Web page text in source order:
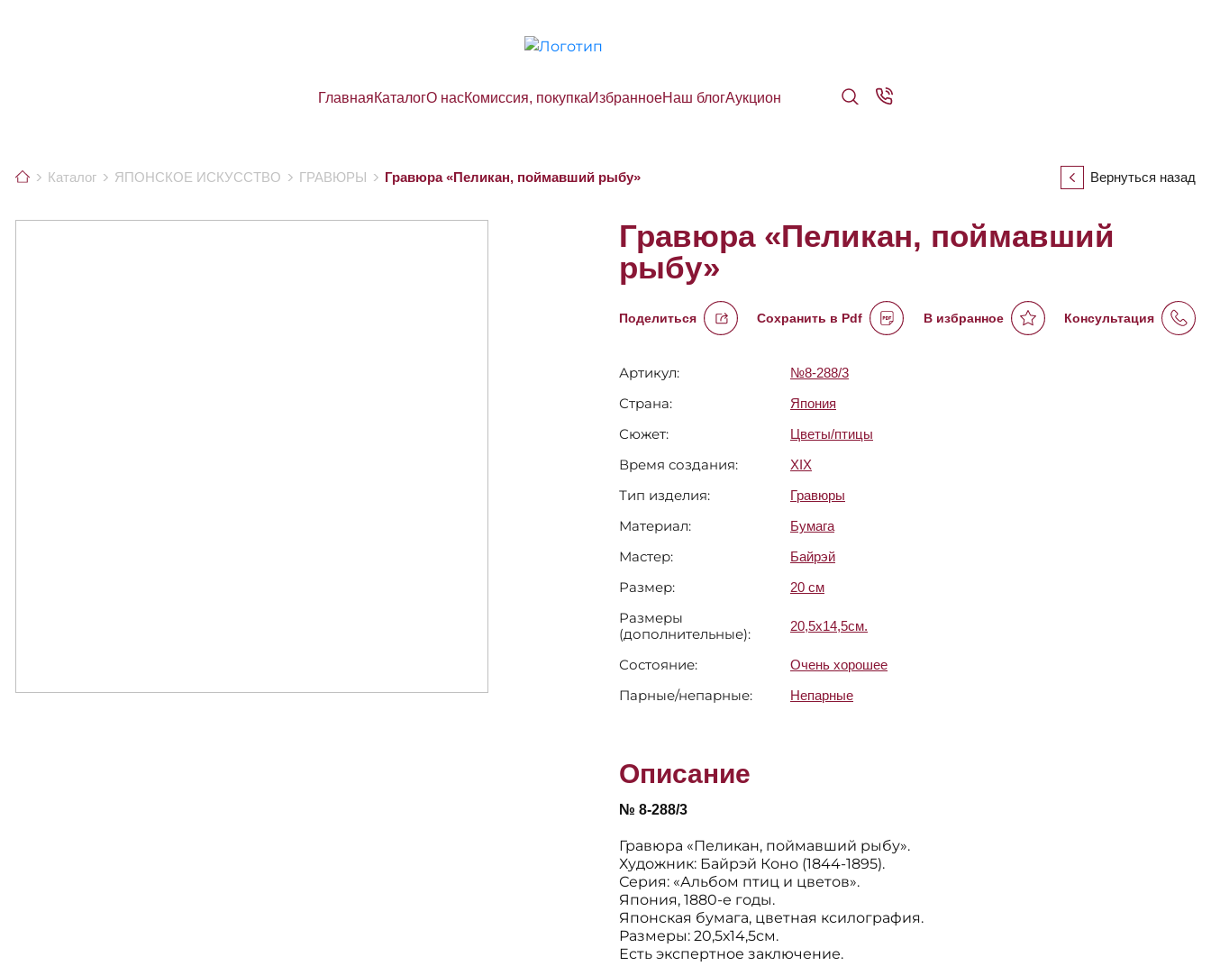
ГлавнаяКаталогО насКомиссия, покупкаИзбранноеНаш блогАукцион
Каталог ЯПОНСКОЕ ИСКУССТВО ГРАВЮРЫ Гравюра «Пеликан, поймавший рыбу» Вернуться назад
Гравюра «Пеликан, поймавший
рыбу»
Поделиться Сохранить в Pdf В избранное Консультация
Артикул: №8-288/3
Страна: Япония
Сюжет: Цветы/птицы
Время создания: XIX
Тип изделия: Гравюры
Материал: Бумага
Мастер: Байрэй
Размер: 20 см
Размеры
(дополнительные):
20,5х14,5см.
Состояние: Очень хорошее
Парные/непарные: Непарные
Описание
№ 8-288/3
Гравюра «Пеликан, поймавший рыбу».
Художник: Байрэй Коно (1844-1895).
Серия: «Альбом птиц и цветов».
Япония, 1880-е годы.
Японская бумага, цветная ксилография.
Размеры: 20,5х14,5см.
Есть экспертное заключение.